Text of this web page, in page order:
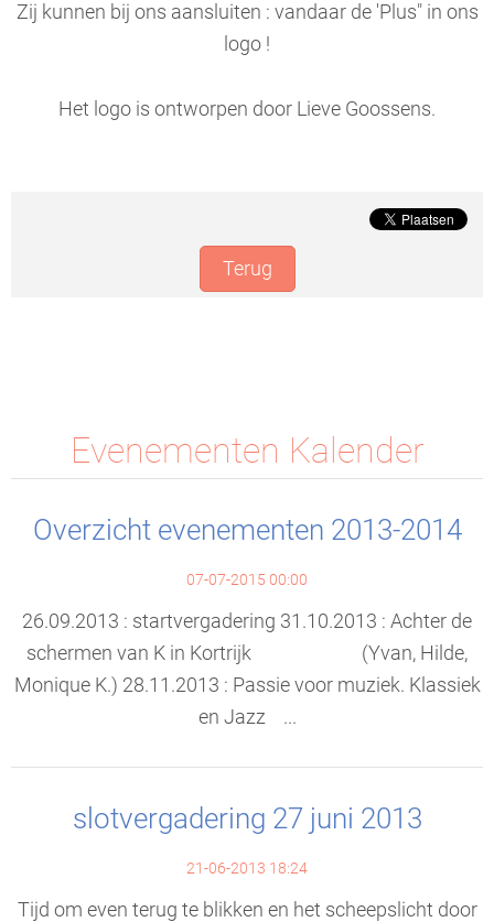
Zij kunnen bij ons aansluiten : vandaar de 'Plus" in ons
logo !
Het logo is ontworpen door Lieve Goossens.
Terug
Evenementen Kalender
Overzicht evenementen 2013-2014
07-07-2015 00:00
26.09.2013 : startvergadering 31.10.2013 : Achter de
schermen van K in Kortrijk (Yvan, Hilde,
Monique K.) 28.11.2013 : Passie voor muziek. Klassiek
en Jazz ...
slotvergadering 27 juni 2013
21-06-2013 18:24
Tijd om even terug te blikken en het scheepslicht door